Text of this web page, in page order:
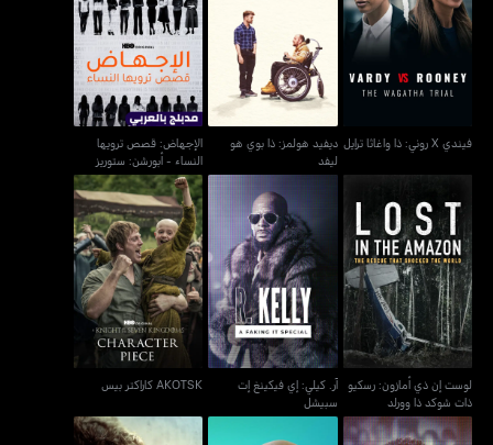
فيندي X روني: ذا واغاثا
فيندي X روني: ذا واغاثا ترايل
ديفيد هولمز: ذا بوي هو
ديفيد هولمز: ذا بوي هو
ليفد
الإجهاض: قصص ترويها
النساء - أبورشن: ستوريز
ومن تل
الإجهاض: قصص ترويها
النساء - أبورشن: ستوريز
ومن تل
لوست إن ذي أمازون: رسكيو
ذات شوكد ذا وورلد
لوست إن ذي أمازون: رسكيو
ذات شوكد ذا وورلد
آر. كيلي: إي فيكينغ إت
سبيشل
آر. كيلي: إي فيكينغ إت
سبيشل
AKOTSK كاراكتر بيس
AKOTSK كاراكتر بيس